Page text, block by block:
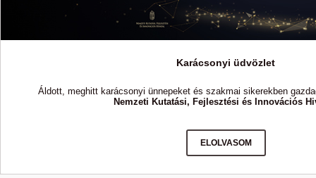
Karácsonyi üdvözlet
Áldott, meghitt karácsonyi ünnepeket és szakmai sikerekben
Nemzeti Kutatási, Fejlesztési és Innovációs
ELOLVASOM